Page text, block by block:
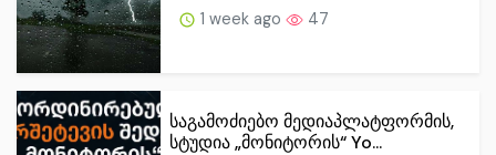
1 week ago 47
საგამოძიებო მედიაპლატფორმის,
სტუდია „მონიტორის“ Yo...